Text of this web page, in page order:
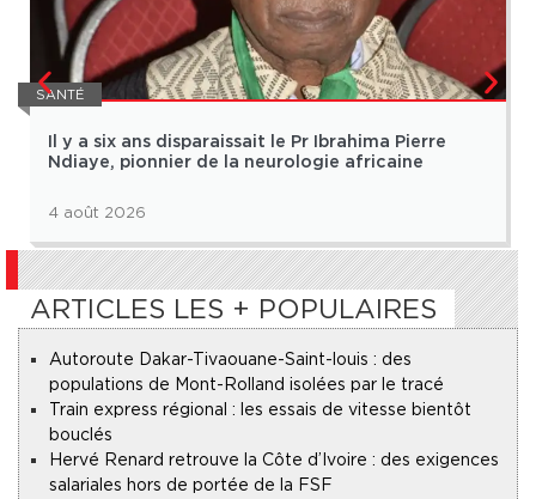
SANTÉ
Il y a six ans disparaissait le Pr Ibrahima Pierre
Ndiaye, pionnier de la neurologie africaine
4 août 2026
ARTICLES LES + POPULAIRES
Autoroute Dakar-Tivaouane-Saint-louis : des
populations de Mont-Rolland isolées par le tracé
Train express régional : les essais de vitesse bientôt
bouclés
Hervé Renard retrouve la Côte d’Ivoire : des exigences
salariales hors de portée de la FSF